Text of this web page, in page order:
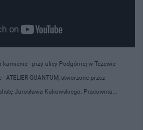
- przy ulicy Podgórnej w Tczewie
ATELIER QUANTUM, stworzone przez
Jarosława Kukowskiego. Pracownia...